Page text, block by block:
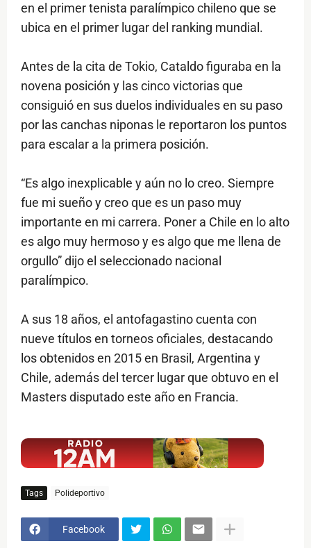
en el primer tenista paralímpico chileno que se
ubica en el primer lugar del ranking mundial.
Antes de la cita de Tokio, Cataldo figuraba en la
novena posición y las cinco victorias que
consiguió en sus duelos individuales en su paso
por las canchas niponas le reportaron los puntos
para escalar a la primera posición.
“Es algo inexplicable y aún no lo creo. Siempre
fue mi sueño y creo que es un paso muy
importante en mi carrera. Poner a Chile en lo alto
es algo muy hermoso y es algo que me llena de
orgullo” dijo el seleccionado nacional
paralímpico.
A sus 18 años, el antofagastino cuenta con
nueve títulos en torneos oficiales, destacando
los obtenidos en 2015 en Brasil, Argentina y
Chile, además del tercer lugar que obtuvo en el
Masters disputado este año en Francia.
Tags Polideportivo
Facebook